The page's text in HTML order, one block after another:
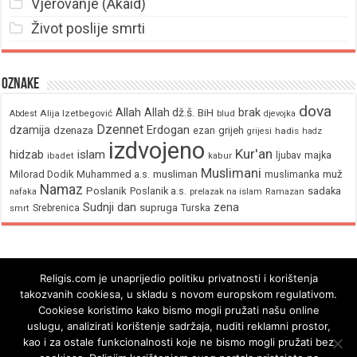
Vjerovanje (Akaid)
Život poslije smrti
Oznake
Abdest Alija Izetbegović Allah Allah dž.š. BiH blud brak djevojka dova
dzamija dzenaza Dzennet Erdogan ezan grijeh grijesi hadis hadz
hidzab ibadet islam izdvojeno kabur Kur'an ljubav majka
Milorad Dodik Muhammed a.s. musliman Muslimani muslimanka muž
nafaka Namaz Poslanik Poslanik a.s. prelazak na islam Ramazan sadaka
smrt Srebrenica Sudnji dan supruga Turska zena
Religis.com je unaprijedio politiku privatnosti i korištenja
takozvanih cookiesa, u skladu s novom europskom regulativom.
Cookiese koristimo kako bismo mogli pružati našu online
uslugu, analizirati korištenje sadržaja, nuditi reklamni prostor,
kao i za ostale funkcionalnosti koje ne bismo mogli pružati bez